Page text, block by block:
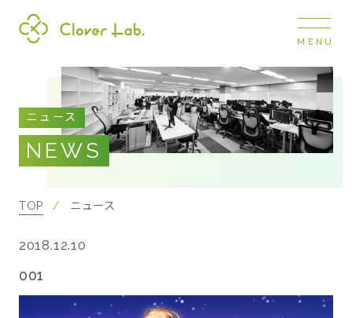
COMPANY
企業情報
ナビ
事業展開
RECRUIT
採用情報
MENU
ニュース
NEWS
TOP ニュース
001
2018.12.10